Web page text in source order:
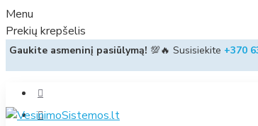
Menu
Prekių krepšelis
Gaukite asmeninį pasiūlymą! 💯🔥 Susisiekite +370